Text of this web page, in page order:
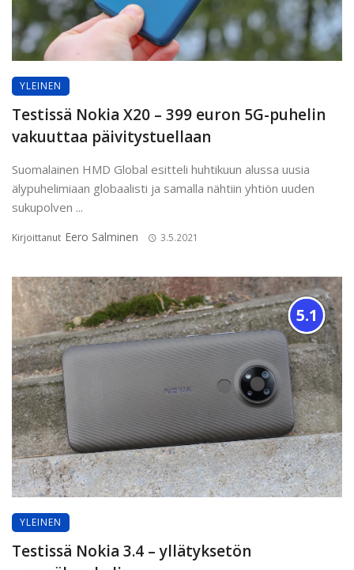
YLEINEN
Testissä Nokia X20 – 399 euron 5G-puhelin
vakuuttaa päivitystuellaan
Suomalainen HMD Global esitteli huhtikuun alussa uusia
älypuhelimiaan globaalisti ja samalla nähtiin yhtiön uuden
sukupolven ...
Kirjoittanut Eero Salminen 3.5.2021
5.1
YLEINEN
Testissä Nokia 3.4 – yllätyksetön